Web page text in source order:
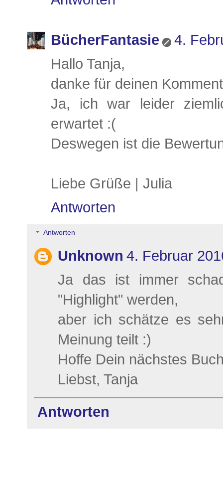
BücherFantasie
4.
Hallo Tanja,
danke für deinen
Ja, ich war leider
erwartet :(
Deswegen ist die
Liebe Grüße | Julia
Antworten
Antworten
Unknown 4. Februar
Ja das ist immer
"Highlight" werden,
aber ich schätze es
Meinung teilt :)
Hoffe Dein nächstes
Liebst, Tanja
Antworten